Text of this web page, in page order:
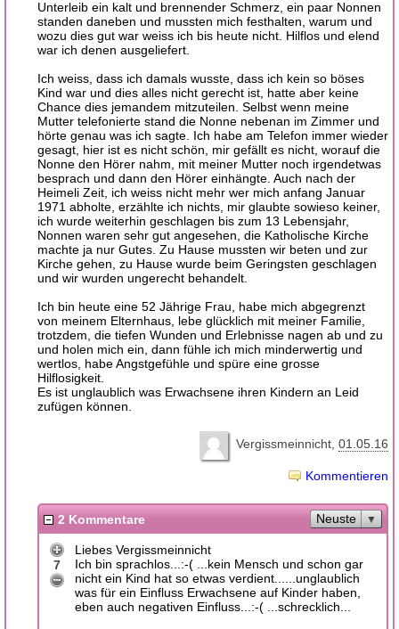
Unterleib ein kalt und brennender Schmerz, ein paar Nonnen
standen daneben und mussten mich festhalten, warum und
wozu dies gut war weiss ich bis heute nicht. Hilflos und elend
war ich denen ausgeliefert.
Ich weiss, dass ich damals wusste, dass ich kein so böses
Kind war und dies alles nicht gerecht ist, hatte aber keine
Chance dies jemandem mitzuteilen. Selbst wenn meine
Mutter telefonierte stand die Nonne nebenan im Zimmer und
hörte genau was ich sagte. Ich habe am Telefon immer wieder
gesagt, hier ist es nicht schön, mir gefällt es nicht, worauf die
Nonne den Hörer nahm, mit meiner Mutter noch irgendetwas
besprach und dann den Hörer einhängte. Auch nach der
Heimeli Zeit, ich weiss nicht mehr wer mich anfang Januar
1971 abholte, erzählte ich nichts, mir glaubte sowieso keiner,
ich wurde weiterhin geschlagen bis zum 13 Lebensjahr,
Nonnen waren sehr gut angesehen, die Katholische Kirche
machte ja nur Gutes. Zu Hause mussten wir beten und zur
Kirche gehen, zu Hause wurde beim Geringsten geschlagen
und wir wurden ungerecht behandelt.
Ich bin heute eine 52 Jährige Frau, habe mich abgegrenzt
von meinem Elternhaus, lebe glücklich mit meiner Familie,
trotzdem, die tiefen Wunden und Erlebnisse nagen ab und zu
und holen mich ein, dann fühle ich mich minderwertig und
wertlos, habe Angstgefühle und spüre eine grosse
Hilflosigkeit.
Es ist unglaublich was Erwachsene ihren Kindern an Leid
zufügen können.
Vergissmeinnicht 01.05.16
Kommentieren
2 Kommentare Neuste
7
Liebes Vergissmeinnicht
Ich bin sprachlos...:-( ...kein Mensch und schon gar
nicht ein Kind hat so etwas verdient......unglaublich
was für ein Einfluss Erwachsene auf Kinder haben,
eben auch negativen Einfluss...:-( ...schrecklich...